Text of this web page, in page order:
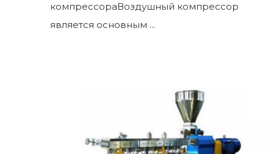
компрессораВоздушный компрессор
является основным ...